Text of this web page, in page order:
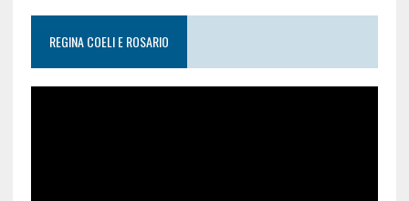
REGINA COELI E ROSARIO